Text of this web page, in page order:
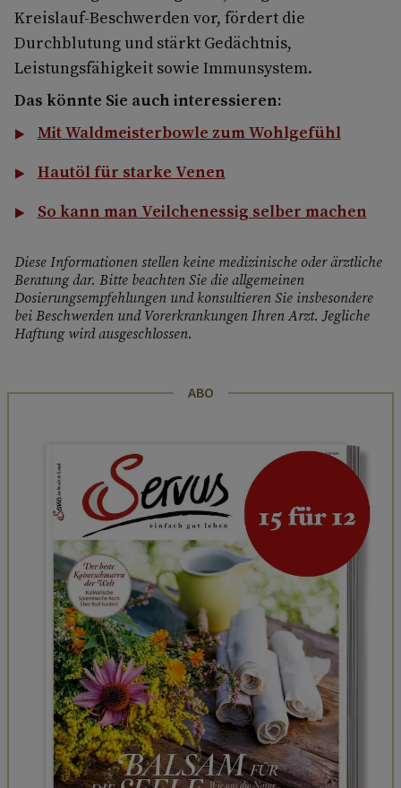
Kreislauf-Beschwerden vor, fördert die
Durchblutung und stärkt Gedächtnis,
Leistungsfähigkeit sowie Immunsystem.
Das könnte Sie auch interessieren:
Mit Waldmeisterbowle zum Wohlgefühl
Hautöl für starke Venen
So kann man Veilchenessig selber machen
Diese Informationen stellen keine medizinische oder ärztliche
Beratung dar. Bitte beachten Sie die allgemeinen
Dosierungsempfehlungen und konsultieren Sie insbesondere
bei Beschwerden und Vorerkrankungen Ihren Arzt. Jegliche
Haftung wird ausgeschlossen.
ABO